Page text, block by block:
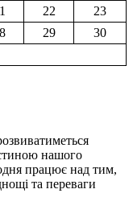
22
23
29
30
нашого
працює над тим,
та переваги